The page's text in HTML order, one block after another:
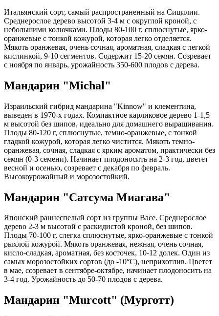
Итальянский сорт, самый распространенный на Сицилии.
Среднерослое дерево высотой 3-4 м с округлой кроной, с
небольшими колючками. Плоды 80-100 г, сплюснутые, ярко-
оранжевые с тонкой кожурой, которая легко отделяется.
Мякоть оранжевая, очень сочная, ароматная, сладкая с легкой
кислинкой, 9-10 сегментов. Содержит 15-20 семян. Созревает
с ноября по январь, урожайность 350-600 плодов с дерева.​
Мандарин "Michal"
Израильский гибрид мандарина "Kinnow" и клементина,
выведен в 1970-х годах. Компактное карликовое дерево 1-1,5
м высотой без шипов, идеально для домашнего выращивания.
Плоды 80-120 г, сплюснутые, темно-оранжевые, с тонкой
гладкой кожурой, которая легко чистится. Мякоть темно-
оранжевая, сочная, сладкая с ярким ароматом, практически без
семян (0-3 семени). Начинает плодоносить на 2-3 год, цветет
весной и осенью, созревает с декабря по февраль.
Высокоурожайный и морозостойкий.​
Мандарин "Сатсума Миагава"
Японский раннеспелый сорт из группы Васе. Среднерослое
дерево 2-3 м высотой с раскидистой кроной, без шипов.
Плоды 70-100 г, слегка сплюснутые, ярко-оранжевые с тонкой
рыхлой кожурой. Мякоть оранжевая, нежная, очень сочная,
кисло-сладкая, ароматная, без косточек, 10-12 долек. Один из
самых морозостойких сортов (до -10°C), неприхотлив. Цветет
в мае, созревает в сентябре-октябре, начинает плодоносить на
3-4 год. Урожайность до 50-70 плодов с дерева.​
Мандарин "Murcott" (Мурготт)